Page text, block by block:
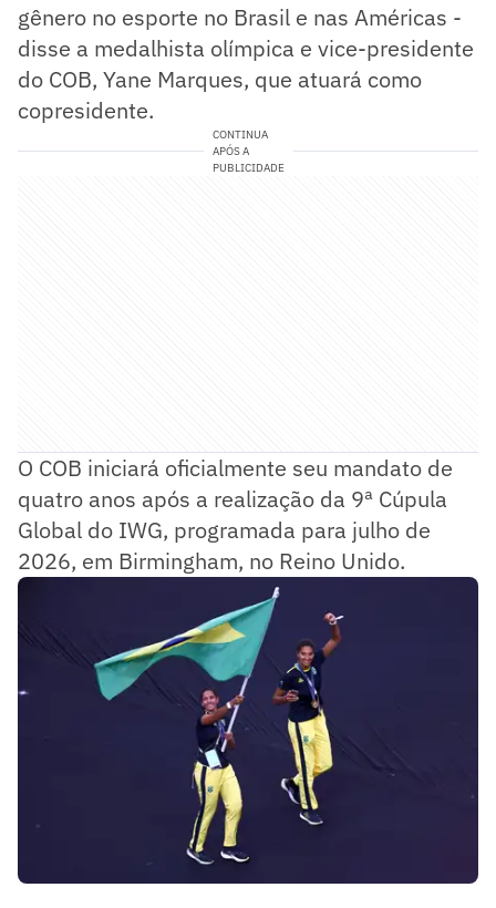
gênero no esporte no Brasil e nas Américas -
disse a medalhista olímpica e vice-presidente
do COB, Yane Marques, que atuará como
copresidente.
CONTINUA
APÓS A
PUBLICIDADE
O COB iniciará oficialmente seu mandato de
quatro anos após a realização da 9ª Cúpula
Global do IWG, programada para julho de
2026, em Birmingham, no Reino Unido.